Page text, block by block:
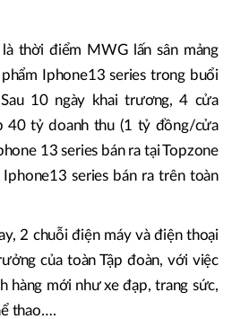
thời điểm MWG lấn sân mảng
Iphone13 series trong buổi
10 ngày khai trương, 4 cửa
40 tỷ doanh thu (1 tỷ đồng/cửa
13 series bán ra tại Topzone
series bán ra trên toàn
2 chuỗi điện máy và điện thoại
của toàn Tập đoàn, với việc
hàng mới như xe đạp, trang sức,
thao….